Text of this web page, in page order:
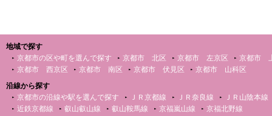
地域で探す
京都市の区や町を選んで探す
京都市 北区 京都市 左京区
京都市
京都市 西京区
京都市 南区 京都市 伏見区
京都市 山科区
沿線から探す
京都市の沿線や駅を選んで探す
ＪＲ京都線 ＪＲ奈良線
ＪＲ山陰本線
近鉄京都線
叡山叡山線 叡山鞍馬線 京福嵐山線
京福北野線